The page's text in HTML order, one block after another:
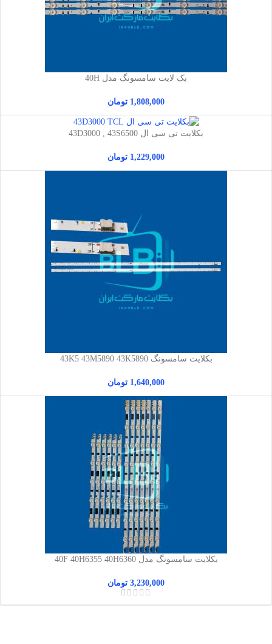
بک لایت سامسونگ مدل 40H
1,808,000 تومان
بکلایت تی سی ال 43D3000 , 43S6500
1,229,000 تومان
بکلایت سامسونگ 43K5 43M5890 43K5890
1,640,000 تومان
بکلایت سامسونگ مدل 40F 40H6355 40H6360
3,230,000 تومان